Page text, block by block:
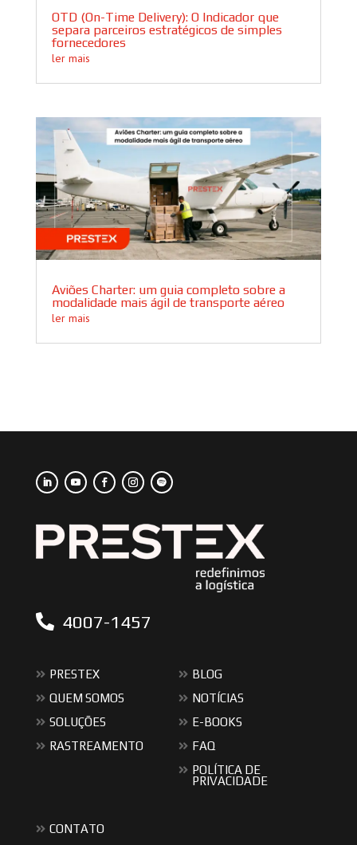
OTD (On-Time Delivery): O Indicador que
separa parceiros estratégicos de simples
fornecedores
ler mais
Aviões Charter: um guia completo sobre a
modalidade mais ágil de transporte aéreo
ler mais
4007-1457
PRESTEX
QUEM SOMOS
SOLUÇÕES
RASTREAMENTO
BLOG
NOTÍCIAS
E-BOOKS
FAQ
POLÍTICA DE
PRIVACIDADE
CONTATO